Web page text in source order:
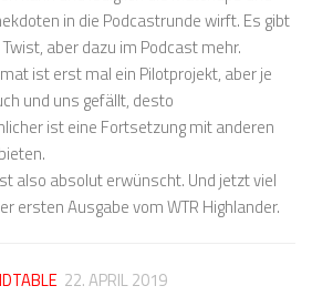
in die Podcastrunde wirft. Es gibt
aber dazu im Podcast mehr.
ist erst mal ein Pilotprojekt, aber je
und uns gefällt, desto
ist eine Fortsetzung mit anderen
also absolut erwünscht. Und jetzt viel
ersten Ausgabe vom WTR Highlander.
22. APRIL 2019